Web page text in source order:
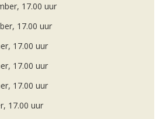
17.00 uur
17.00 uur
17.00 uur
17.00 uur
17.00 uur
17.00 uur